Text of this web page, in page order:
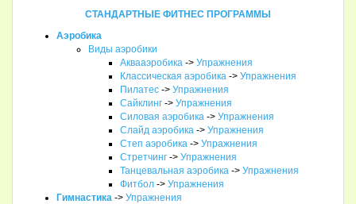
СТАНДАРТНЫЕ ФИТНЕС ПРОГРАММЫ
Аэробика
Виды аэробики
Аквааэробика -> Упражнения
Классическая аэробика -> Упражнения
Пилатес -> Упражнения
Сайклинг -> Упражнения
Силовая аэробика -> Упражнения
Слайд аэробика -> Упражнения
Степ аэробика -> Упражнения
Стретчинг -> Упражнения
Танцевальная аэробика -> Упражнения
Фитбол -> Упражнения
Гимнастика -> Упражнения